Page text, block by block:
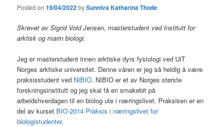
Posted on19/04/2022bySunniva Katharina Thode
Skrevet av Sigrid Vold Jensen, masterstudent ved Institutt for
arktisk og marin biologi.
Jeg er masterstudent innen arktiske dyrs fysiologi ved UiT
Norges arktiske universitet. Denne våren er jeg så heldig å være
praksisstudent ved NIBIO. NIBIO er et av Norges største
forskningsinstitutt og jeg skal få en smakebit på
arbeidshverdagen til en biolog ute i næringslivet. Praksisen er en
del av kurset BIO-2014 Praksis i næringslivet for
biologistudenter.